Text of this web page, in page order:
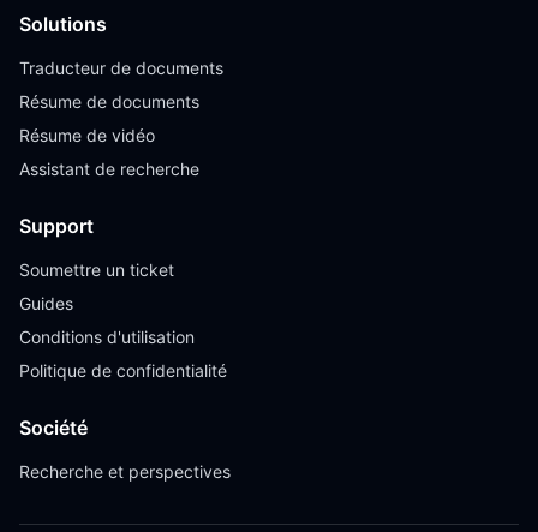
Solutions
Traducteur de documents
Résume de documents
Résume de vidéo
Assistant de recherche
Support
Soumettre un ticket
Guides
Conditions d'utilisation
Politique de confidentialité
Société
Recherche et perspectives